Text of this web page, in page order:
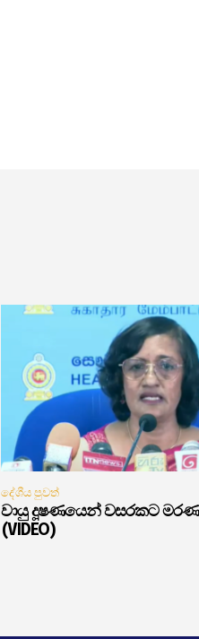
දේශීය පුවත්
වායු දූෂණයෙන් වසරකට මරණ
(VIDEO)